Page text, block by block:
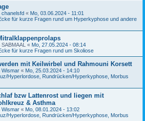
chanelsfd « Mo, 03.06.2024 - 11:01
für kurze Fragen rund um Hyperkyphose und andere
SABMAAL « Mo, 27.05.2024 - 08:14
für kurze Fragen rund um Skoliose
mit Keilwirbel und Rahmouni Korsett
Wismar « Mo, 25.03.2024 - 14:10
Hyperlordose, Rundrücken/Hyperkyphose, Morbus
bzw Lattenrost und liegen mit
& Asthma
Wismar « Mo, 08.01.2024 - 13:02
Hyperlordose, Rundrücken/Hyperkyphose, Morbus